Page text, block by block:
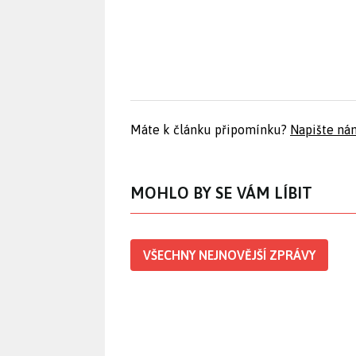
Máte k článku připomínku? Napište
MOHLO BY SE VÁM LÍBIT
VŠECHNY NEJNOVĚJŠÍ ZPRÁVY